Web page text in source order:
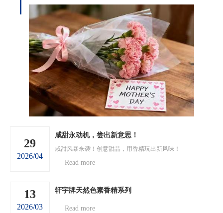
29
2026/04
咸甜永动机，尝出新意思！
咸甜风暴来袭！创意甜品，用香精玩出新风味！
Read more
13
2026/03
轩宇牌天然色素香精系列
Read more